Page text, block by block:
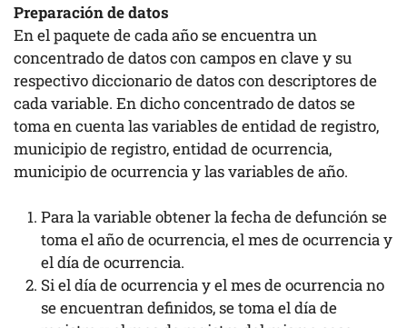
Preparación de datos
En el paquete de cada año se encuentra un
concentrado de datos con campos en clave y su
respectivo diccionario de datos con descriptores de
cada variable. En dicho concentrado de datos se
toma en cuenta las variables de entidad de registro,
municipio de registro, entidad de ocurrencia,
municipio de ocurrencia y las variables de año.
Para la variable obtener la fecha de defunción se
toma el año de ocurrencia, el mes de ocurrencia y
el día de ocurrencia.
Si el día de ocurrencia y el mes de ocurrencia no
se encuentran definidos, se toma el día de